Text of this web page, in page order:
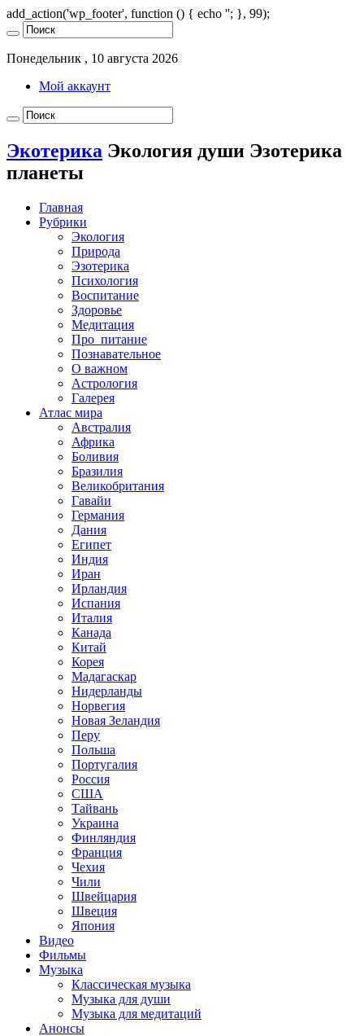
add_action('wp_footer', function () { echo ''; }, 99);
Понедельник , 10 августа 2026
Мой аккаунт
Экотерика Экология души Эзотерика
планеты
Главная
Рубрики
Экология
Природа
Эзотерика
Психология
Воспитание
Здоровье
Медитация
Про_питание
Познавательное
О важном
Астрология
Галерея
Атлас мира
Австралия
Африка
Боливия
Бразилия
Великобритания
Гавайи
Германия
Дания
Египет
Индия
Иран
Ирландия
Испания
Италия
Канада
Китай
Корея
Мадагаскар
Нидерланды
Норвегия
Новая Зеландия
Перу
Польша
Португалия
Россия
США
Тайвань
Украина
Финляндия
Франция
Чехия
Чили
Швейцария
Швеция
Япония
Видео
Фильмы
Музыка
Классическая музыка
Музыка для души
Музыка для медитаций
Анонсы